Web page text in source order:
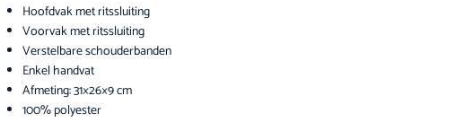
Hoofdvak met ritssluiting
Voorvak met ritssluiting
Verstelbare schouderbanden
Enkel handvat
Afmeting: 31×26×9 cm
100% polyester